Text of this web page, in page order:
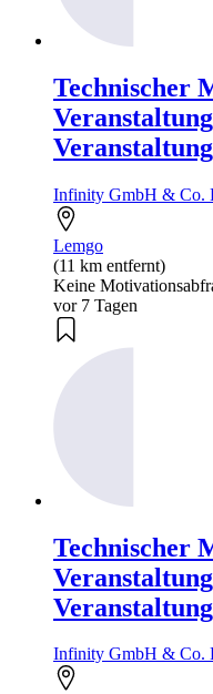
Technischer
Infinity GmbH & Co.
Lemgo
(11 km entfernt)
Keine
vor 7 Tagen
Technischer
Infinity GmbH & Co.